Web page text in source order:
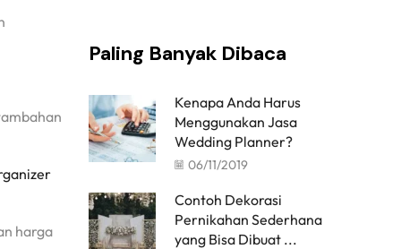
harga
Paling Banyak Dibaca
Kenapa Anda Harus
Menggunakan Jasa
Wedding Planner?
06/11/2019
Contoh Dekorasi
Pernikahan Sederhana
yang Bisa Dibuat ...